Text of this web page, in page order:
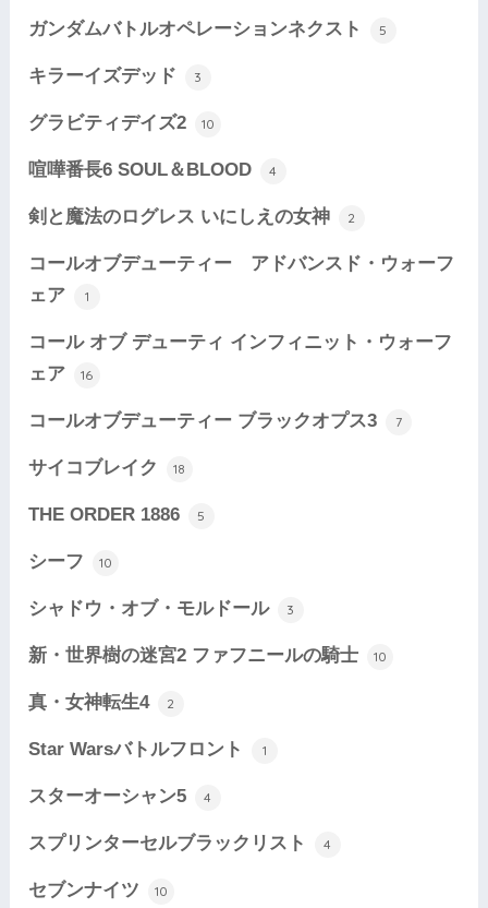
ガンダムバトルオペレーションネクスト 5
キラーイズデッド 3
グラビティデイズ2 10
喧嘩番長6 SOUL＆BLOOD 4
剣と魔法のログレス いにしえの女神 2
コールオブデューティー アドバンスド・ウォーフ
ェア
1
コール オブ デューティ インフィニット・ウォーフ
ェア
16
コールオブデューティー ブラックオプス3 7
サイコブレイク 18
THE ORDER 1886 5
シーフ 10
シャドウ・オブ・モルドール 3
新・世界樹の迷宮2 ファフニールの騎士 10
真・女神転生4 2
Star Warsバトルフロント 1
スターオーシャン5 4
スプリンターセルブラックリスト 4
セブンナイツ 10